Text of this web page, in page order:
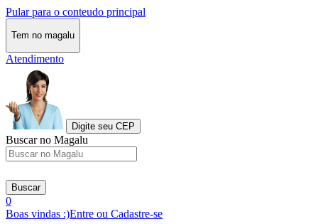
Pular para o conteudo principal
Tem no magalu
Atendimento
Digite seu CEP
Buscar no Magalu
Buscar
0
Boas vindas :)Entre ou Cadastre-se